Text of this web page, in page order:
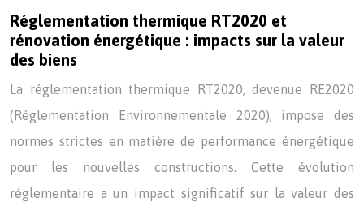
Réglementation thermique RT2020 et
rénovation énergétique : impacts sur la valeur
des biens
La réglementation thermique RT2020, devenue RE2020
(Réglementation Environnementale 2020), impose des
normes strictes en matière de performance énergétique
pour les nouvelles constructions. Cette évolution
réglementaire a un impact significatif sur la valeur des